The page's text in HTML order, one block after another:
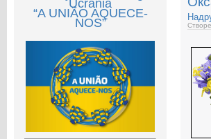
Ucrânia
“A UNIÃO AQUECE-
NOS”